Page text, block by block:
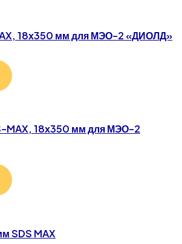
18х350 мм для МЭО-2 «ДИОЛД»
MAX, 18х350 мм для МЭО-2
SDS MAX